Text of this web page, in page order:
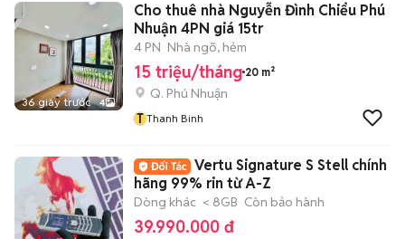
36 giây trước 4
Cho thuê nhà Nguyễn Đình Chiểu Phú
Nhuận 4PN giá 15tr
4 PN Nhà ngõ, hẻm
15 triệu/tháng 20 m²
Q. Phú Nhuận
T Thanh Binh
Vertu Signature S Stell chính
hãng 99% rin từ A-Z
Dòng khác < 8GB Còn bảo hành
39.990.000 đ